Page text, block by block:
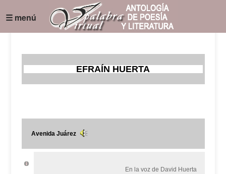
☰ menú
EFRAÍN HUERTA
Avenida Juárez
En la voz de David Huerta